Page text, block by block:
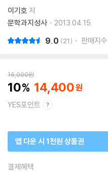
이기호 저
문학과지성사
2013.04.15.
9.0 21 판매지수
16,000원
10 14,400
YES포인트
앱 다운 시 1천원 상품권
결제혜택